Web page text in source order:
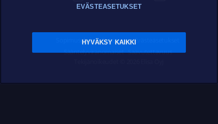
Sopimusehdot Tietosuoja Evästeasetukset
Sääntelyviranomaiset Saavutettavuus
EVÄSTEASETUKSET
HYVÄKSY KAIKKI